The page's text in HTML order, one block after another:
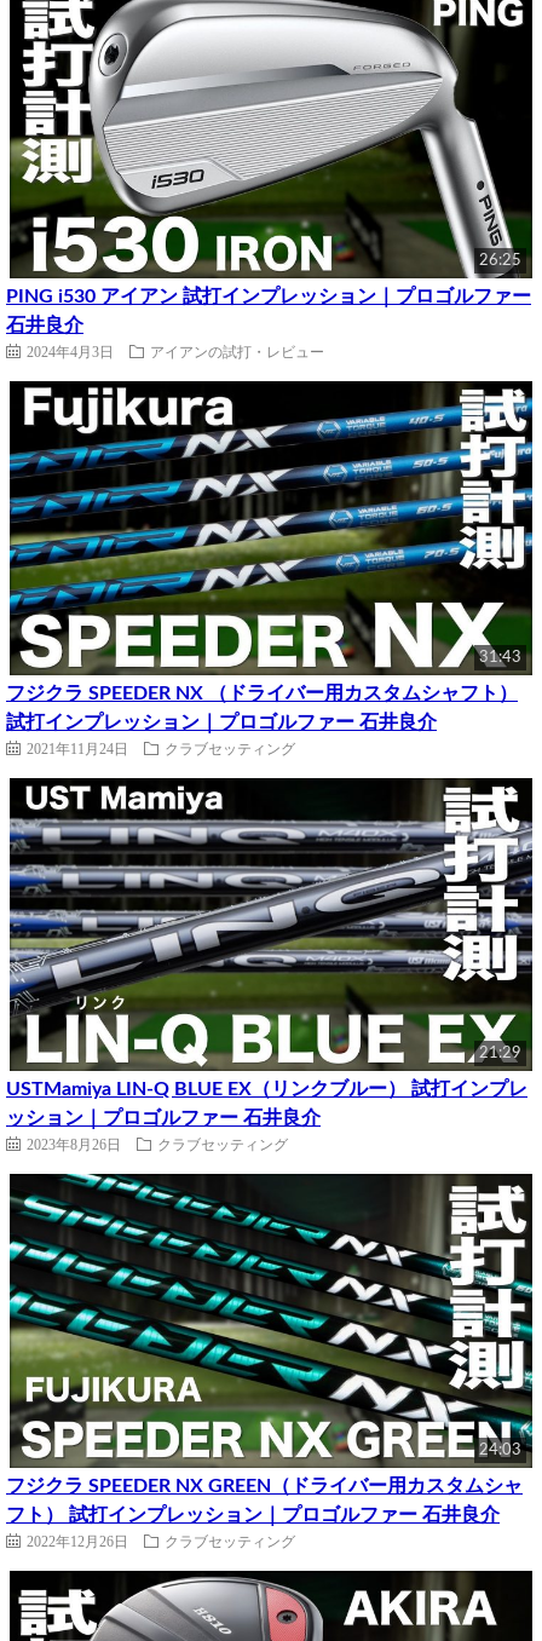
26:25
PING i530 アイアン 試打インプレッション｜プロゴルファー
石井良介
2024年4月3日 アイアンの試打・レビュー
31:43
フジクラ SPEEDER NX （ドライバー用カスタムシャフト）
試打インプレッション｜プロゴルファー 石井良介
2021年11月24日 クラブセッティング
21:29
USTMamiya LIN-Q BLUE EX（リンクブルー） 試打インプレ
ッション｜プロゴルファー 石井良介
2023年8月26日 クラブセッティング
24:03
フジクラ SPEEDER NX GREEN（ドライバー用カスタムシャ
フト） 試打インプレッション｜プロゴルファー 石井良介
2022年12月26日 クラブセッティング